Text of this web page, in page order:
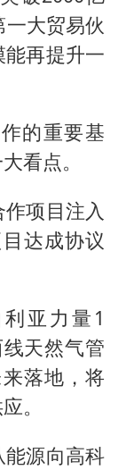
大贸易伙
再提升一
的重要基
看点。
项目注入
达成协议
亚力量1
天然气管
落地，将
。
源向高科